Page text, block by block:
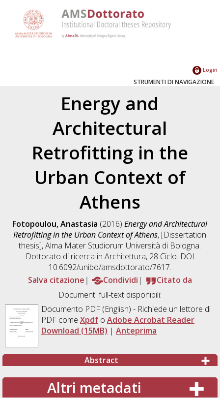
Login
STRUMENTI DI NAVIGAZIONE
Energy and
Architectural
Retrofitting in the
Urban Context of
Athens
Fotopoulou, Anastasia (2016)Energy and Architectural
Retrofitting in the Urban Context of Athens, [Dissertation
thesis], Alma Mater Studiorum Università di Bologna.
Dottorato di ricerca in Architettura, 28 Ciclo. DOI
10.6092/unibo/amsdottorato/7617.
Salva citazione
Condividi
Citato da
Documenti full-text disponibili:
Documento PDF(English) - Richiede un lettore di
PDF come Xpdfo Adobe Acrobat Reader
Download (15MB) | Anteprima
Abstract
Altri metadati